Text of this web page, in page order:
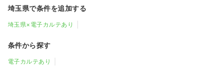
埼玉県で条件を追加する
埼玉県×電子カルテあり
条件から探す
電子カルテあり